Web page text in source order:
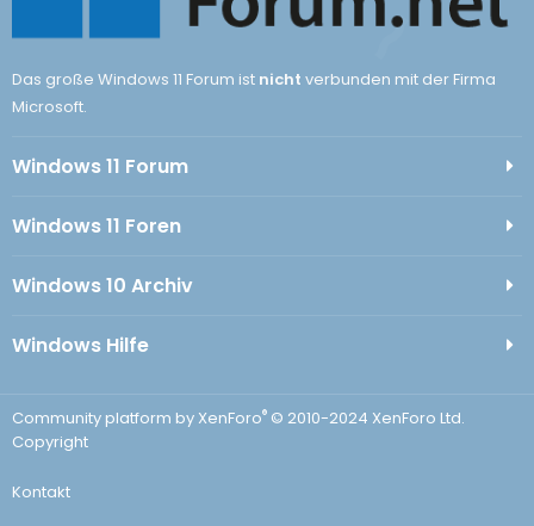
Das große Windows 11 Forum ist nicht verbunden mit der Firma
Microsoft.
Windows 11 Forum
Windows 11 Foren
Windows 10 Archiv
Windows Hilfe
Community platform by XenForo® © 2010-2024 XenForo Ltd.
Copyright
Kontakt